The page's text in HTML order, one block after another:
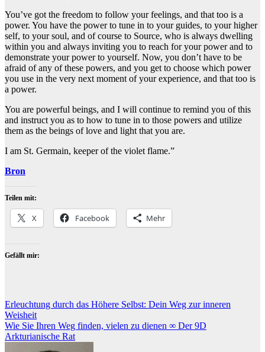
You’ve got the freedom to follow your feelings, and that too is a
power. You have the power to tune in to your guides, to your higher
self, to your soul, and of course to Source, who is always dwelling
within you and always inviting you to reach for your power and to
demonstrate your power to yourself. Now, you don’t have to be
afraid of any of these powers, and you get to choose which power
you use in the very next moment of your experience, and that too is
a power.
You are powerful beings, and I will continue to remind you of this
and instruct you as to how to tune in to those powers and utilize
them as the beings of love and light that you are.
I am St. Germain, keeper of the violet flame.”
Bron
Teilen mit:
X Facebook Mehr
Gefällt mir:
Beitragsnavigation
Erleuchtung durch das Höhere Selbst: Dein Weg zur inneren
Weisheit
Wie Sie Ihren Weg finden, vielen zu dienen ∞ Der 9D
Arkturianische Rat